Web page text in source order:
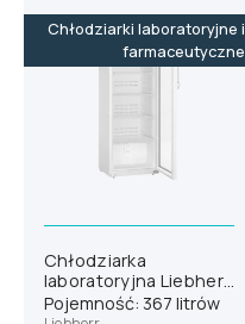
Chłodziarki laboratoryjne i
farmaceutyczne
Chłodziarka
laboratoryjna Liebherr
SRFvg 3511
Pojemność: 367 litrów